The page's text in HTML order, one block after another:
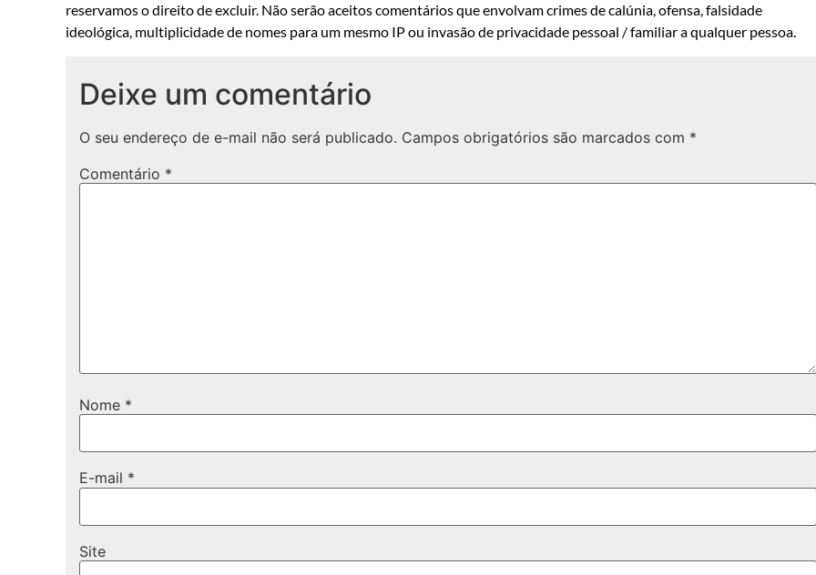
reservamos o direito de excluir. Não serão aceitos comentários que envolvam crimes de calúnia, ofensa, falsidade
ideológica, multiplicidade de nomes para um mesmo IP ou invasão de privacidade pessoal / familiar a qualquer pessoa.
Deixe um comentário
O seu endereço de e-mail não será publicado. Campos obrigatórios são marcados com *
Comentário *
Nome *
E-mail *
Site